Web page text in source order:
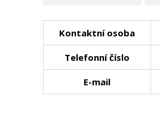
Kontaktní osoba
Telefonní číslo
E-mail